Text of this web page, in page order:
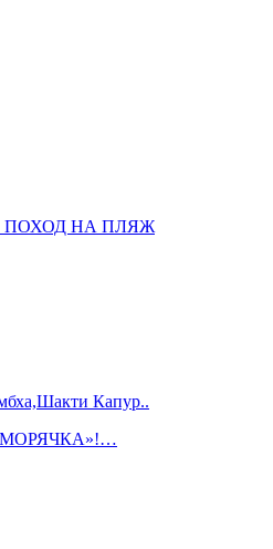
ПОХОД НА ПЛЯЖ
Капур..
«МОРЯЧКА»!…